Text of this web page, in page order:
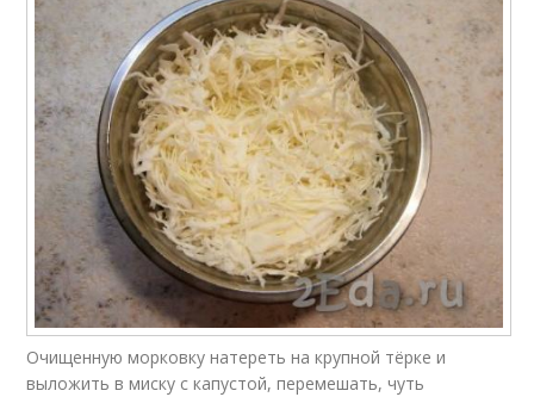
Очищенную морковку натереть на крупной тёрке и
выложить в миску с капустой, перемешать, чуть